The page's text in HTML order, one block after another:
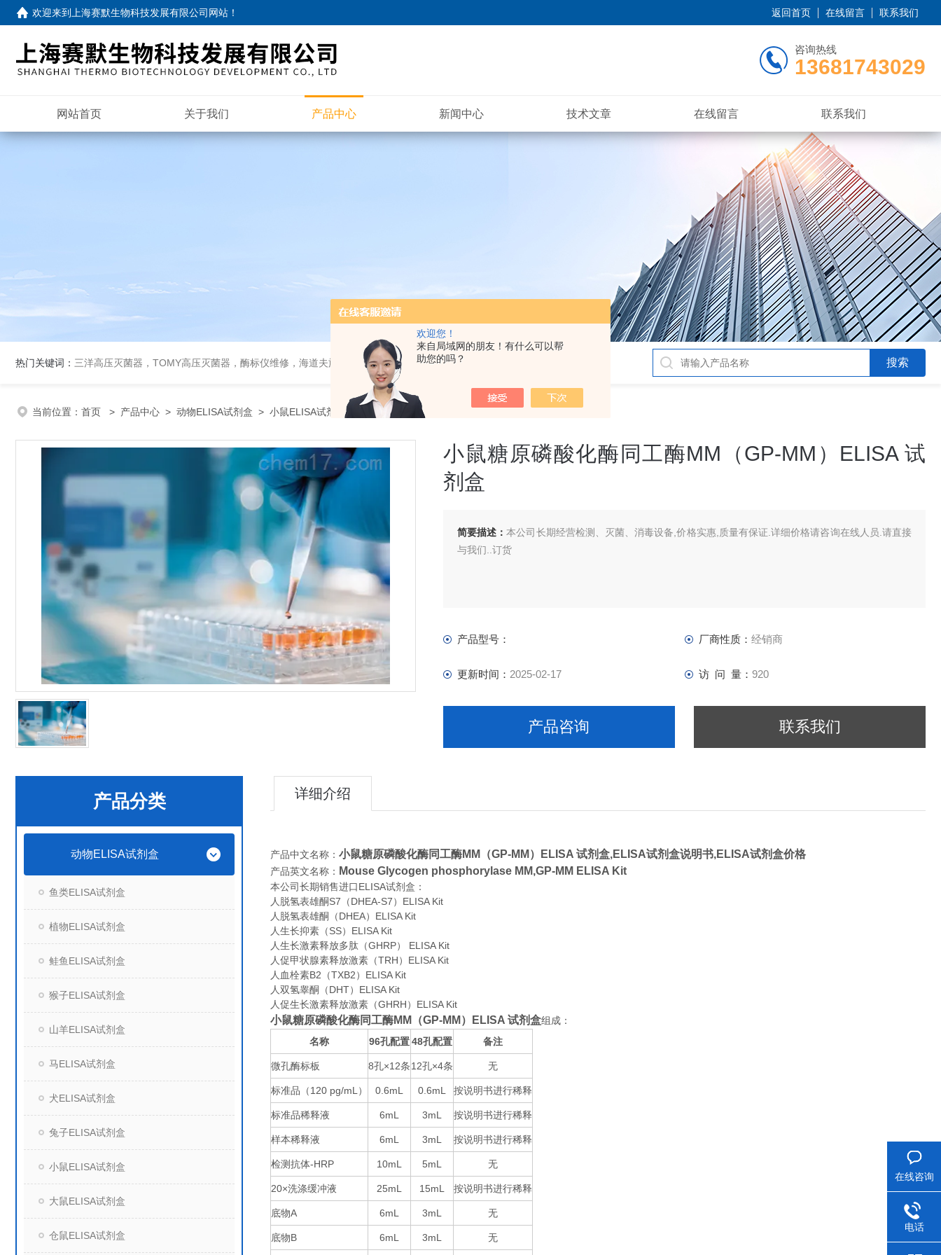
欢迎您！
来自局域网的朋友！有什么可以帮
助您的吗？
欢迎来到 上海赛默生物科技发展有限公司网站 ！ 返回首页 在线留言 联系我们
咨询热线
13681743029
网站首页 关于我们 产品中心 新闻中心 技术文章 在线留言 联系我们
热门关键词： 三洋高压灭菌器，TOMY高压灭菌器，酶标仪维修，海道夫旋转蒸发仪
当前位置： 首页 > 产品中心 > 动物ELISA试剂盒 > 小鼠ELISA试剂盒> 小鼠糖原磷酸化酶同工酶MM（GP-MM）ELISA 试剂盒
小鼠糖原磷酸化酶同工酶MM（GP-MM）ELISA 试
剂盒
简要描述：本公司长期经营检测、灭菌、消毒设备,价格实惠,质量有保证.详细价格请咨询在线人员.请直接
与我们..订货
产品型号： 厂商性质： 经销商
更新时间： 2025-02-17 访 问 量： 920
产品咨询 联系我们
产品分类
动物ELISA试剂盒
鱼类ELISA试剂盒
植物ELISA试剂盒
鲑鱼ELISA试剂盒
猴子ELISA试剂盒
山羊ELISA试剂盒
马ELISA试剂盒
犬ELISA试剂盒
兔子ELISA试剂盒
小鼠ELISA试剂盒
大鼠ELISA试剂盒
仓鼠ELISA试剂盒
详细介绍
产品中文名称： 小鼠糖原磷酸化酶同工酶MM（GP-MM）ELISA 试剂盒,ELISA试剂盒说明书,ELISA试剂盒价格
产品英文名称： Mouse Glycogen phosphorylase MM,GP-MM ELISA Kit
本公司长期销售进口ELISA试剂盒：
人脱氢表雄酮S7（DHEA-S7）ELISA Kit
人脱氢表雄酮（DHEA）ELISA Kit
人生长抑素（SS）ELISA Kit
人生长激素释放多肽（GHRP） ELISA Kit
人促甲状腺素释放激素（TRH）ELISA Kit
人血栓素B2（TXB2）ELISA Kit
人双氢睾酮（DHT）ELISA Kit
人促生长激素释放激素（GHRH）ELISA Kit
小鼠糖原磷酸化酶同工酶MM（GP-MM）ELISA 试剂盒组成：
名称
96孔配置 48孔配置 备注
微孔酶标板 8孔×12条 12孔×4条 无
标准品（120 pg/mL ） 0.6mL 0.6mL 按说明书进行稀释
标准品稀释液 6mL 3mL 按说明书进行稀释
样本稀释液 6mL 3mL 按说明书进行稀释
检测抗体-HRP 10mL 5mL 无
20×洗涤缓冲液 25mL 15mL 按说明书进行稀释
底物A 6mL 3mL 无
底物B 6mL 3mL 无
在线咨询
电话